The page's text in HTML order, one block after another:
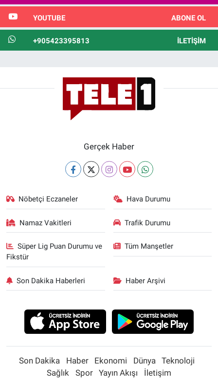
YOUTUBE ABONE OL
+905423395813 İLETIŞIM
Gerçek Haber
Nöbetçi Eczaneler Hava Durumu
Namaz Vakitleri Trafik Durumu
Süper Lig Puan Durumu ve
Fikstür
Tüm Manşetler
Son Dakika Haberleri Haber Arşivi
Son Dakika Haber Ekonomi Dünya
Teknoloji
Sağlık
Spor Yayın Akışı İletişim